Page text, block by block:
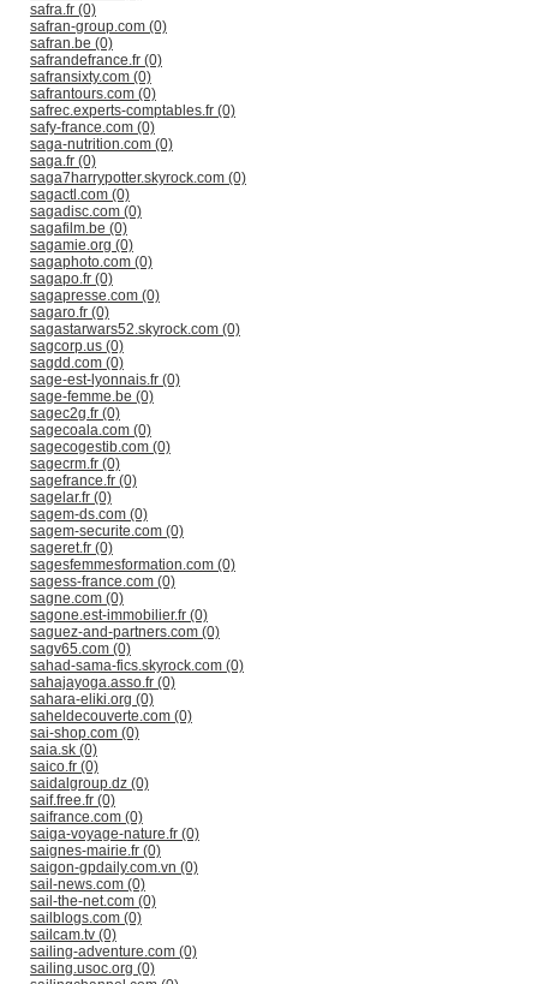
safra.fr (0)
safran-group.com (0)
safran.be (0)
safrandefrance.fr (0)
safransixty.com (0)
safrantours.com (0)
safrec.experts-comptables.fr (0)
safy-france.com (0)
saga-nutrition.com (0)
saga.fr (0)
saga7harrypotter.skyrock.com (0)
sagactl.com (0)
sagadisc.com (0)
sagafilm.be (0)
sagamie.org (0)
sagaphoto.com (0)
sagapo.fr (0)
sagapresse.com (0)
sagaro.fr (0)
sagastarwars52.skyrock.com (0)
sagcorp.us (0)
sagdd.com (0)
sage-est-lyonnais.fr (0)
sage-femme.be (0)
sagec2g.fr (0)
sagecoala.com (0)
sagecogestib.com (0)
sagecrm.fr (0)
sagefrance.fr (0)
sagelar.fr (0)
sagem-ds.com (0)
sagem-securite.com (0)
sageret.fr (0)
sagesfemmesformation.com (0)
sagess-france.com (0)
sagne.com (0)
sagone.est-immobilier.fr (0)
saguez-and-partners.com (0)
sagv65.com (0)
sahad-sama-fics.skyrock.com (0)
sahajayoga.asso.fr (0)
sahara-eliki.org (0)
saheldecouverte.com (0)
sai-shop.com (0)
saia.sk (0)
saico.fr (0)
saidalgroup.dz (0)
saif.free.fr (0)
saifrance.com (0)
saiga-voyage-nature.fr (0)
saignes-mairie.fr (0)
saigon-gpdaily.com.vn (0)
sail-news.com (0)
sail-the-net.com (0)
sailblogs.com (0)
sailcam.tv (0)
sailing-adventure.com (0)
sailing.usoc.org (0)